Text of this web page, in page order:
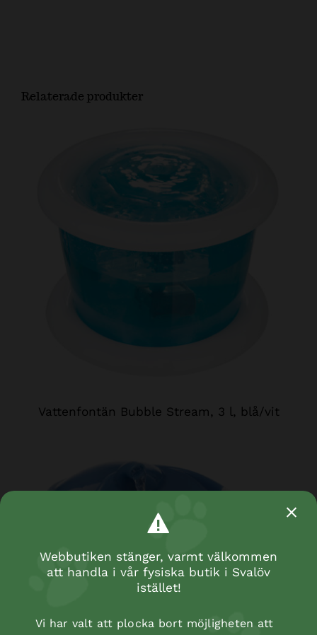
Relaterade produkter
Vattenfontän Bubble Stream, 3 l, blå/vit
Webbutiken stänger, varmt välkommen
att handla i vår fysiska butik i Svalöv
istället!
Vi har valt att plocka bort möjligheten att